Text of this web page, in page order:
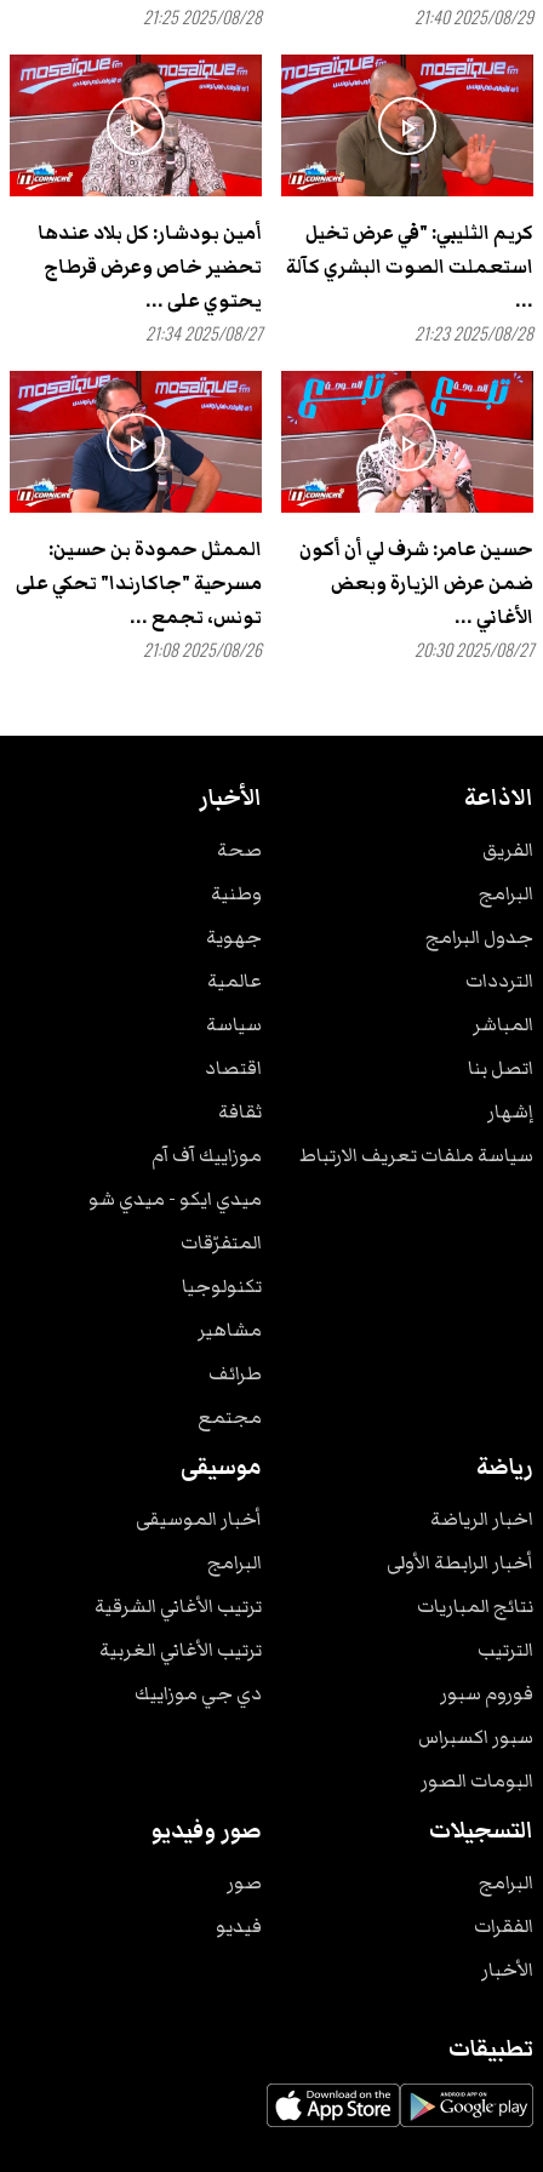
2025/08/29 21:40
2025/08/28 21:25
play_arrow
كريم الثليبي: "في عرض تخيل
استعملت الصوت البشري كآلة
...
2025/08/28 21:23
play_arrow
أمين بودشار: كل بلاد عندها
تحضير خاص وعرض قرطاج
يحتوي على ...
2025/08/27 21:34
play_arrow
حسين عامر: شرف لي أن أكون
ضمن عرض الزيارة وبعض
الأغاني ...
2025/08/27 20:30
play_arrow
الممثل حمودة بن حسين:
مسرحية "جاكارندا" تحكي على
تونس، تجمع ...
2025/08/26 21:08
الاذاعة
الفريق
البرامج
جدول البرامج
الترددات
المباشر
اتصل بنا
إشهار
سياسة ملفات تعريف الارتباط
الأخبار
صحة
وطنية
جهوية
عالمية
سياسة
اقتصاد
ثقافة
موزاييك آف آم
ميدي ايكو - ميدي شو
المتفرّقات
تكنولوجيا
مشاهير
طرائف
مجتمع
رياضة
اخبار الرياضة
أخبار الرابطة الأولى
نتائج المباريات
الترتيب
فوروم سبور
سبور اكسبراس
البومات الصور
موسيقى
أخبار الموسيقى
البرامج
ترتيب الأغاني الشرقية
ترتيب الأغاني الغربية
دي جي موزاييك
التسجيلات
البرامج
الفقرات
الأخبار
صور وفيديو
صور
فيديو
تطبيقات